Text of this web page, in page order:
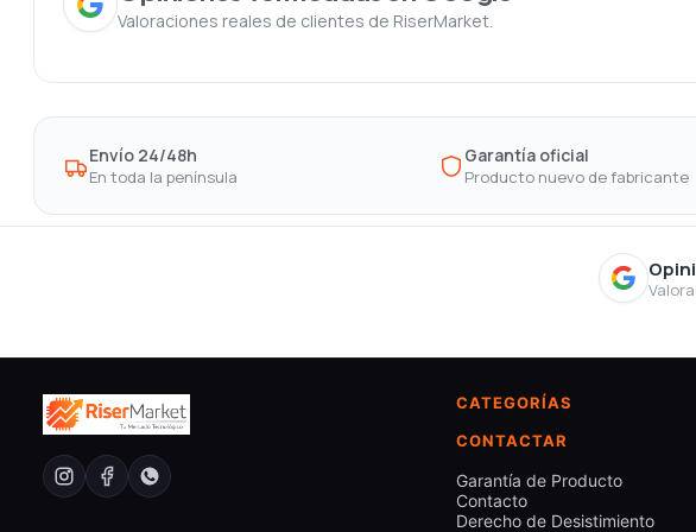
Valoraciones reales de clientes de RiserMarket.
Envío 24/48h
En toda la península
Garantía oficial
Producto nuevo de fabricante
CATEGORÍAS
CONTACTAR
Garantía de Producto
Contacto
Derecho de Desistimiento